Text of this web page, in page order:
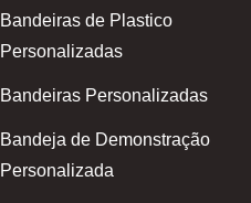
Bandeiras de Plastico
Personalizadas
Bandeiras Personalizadas
Bandeja de Demonstração
Personalizada